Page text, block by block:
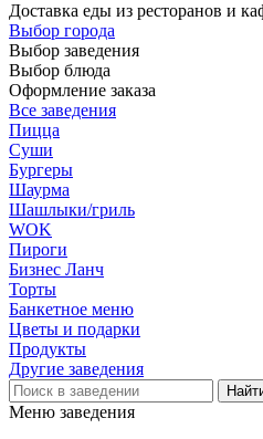
Доставка еды из ресторанов и
Выбор города
Выбор заведения
Выбор блюда
Оформление заказа
Все заведения
Пицца
Суши
Бургеры
Шаурма
Шашлыки/гриль
WOK
Пироги
Бизнес Ланч
Торты
Банкетное меню
Цветы и подарки
Продукты
Другие заведения
Меню заведения